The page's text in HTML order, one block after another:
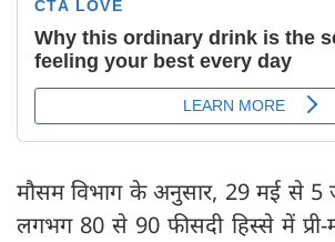
मौसम विभाग के अनुसार, 29 मई से
लगभग 80 से 90 फीसदी हिस्से में प्री-